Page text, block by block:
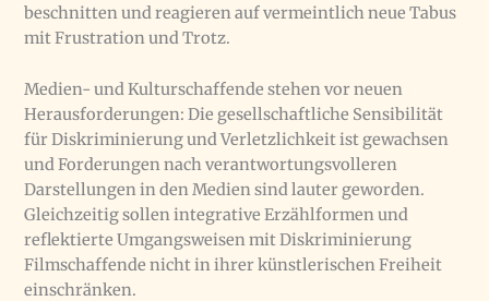
beschnitten und reagieren auf vermeintlich neue Tabus
mit Frustration und Trotz.
Medien- und Kulturschaffende stehen vor neuen
Herausforderungen: Die gesellschaftliche Sensibilität
für Diskriminierung und Verletzlichkeit ist gewachsen
und Forderungen nach verantwortungsvolleren
Darstellungen in den Medien sind lauter geworden.
Gleichzeitig sollen integrative Erzählformen und
reflektierte Umgangsweisen mit Diskriminierung
Filmschaffende nicht in ihrer künstlerischen Freiheit
einschränken.